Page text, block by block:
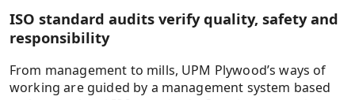
ISO standard audits verify quality, safety and
responsibility
From management to mills, UPM Plywood’s ways of
working are guided by a management system based